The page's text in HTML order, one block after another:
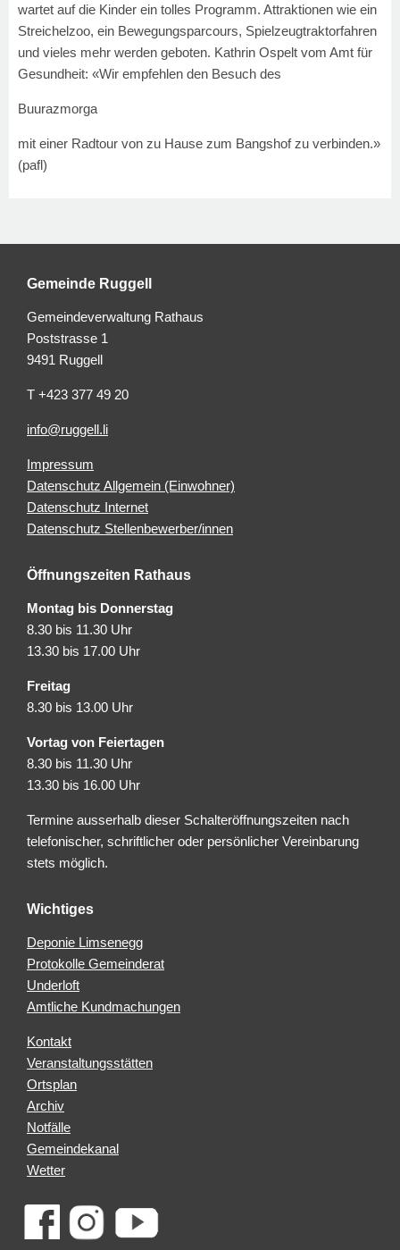
wartet auf die Kinder ein tolles Programm. Attraktionen wie ein
Streichelzoo, ein Bewegungsparcours, Spielzeugtraktorfahren
und vieles mehr werden geboten. Kathrin Ospelt vom Amt für
Gesundheit: «Wir empfehlen den Besuch des
Buurazmorga
mit einer Radtour von zu Hause zum Bangshof zu verbinden.»
(pafl)
Gemeinde Ruggell
Gemeindeverwaltung Rathaus
Poststrasse 1
9491 Ruggell
T +423 377 49 20
info@ruggell.li
Impressum
Datenschutz Allgemein (Einwohner)
Datenschutz Internet
Datenschutz Stellenbewerber/innen
Öffnungszeiten Rathaus
Montag bis Donnerstag
8.30 bis 11.30 Uhr
13.30 bis 17.00 Uhr
Freitag
8.30 bis 13.00 Uhr
Vortag von Feiertagen
8.30 bis 11.30 Uhr
13.30 bis 16.00 Uhr
Termine ausserhalb dieser Schalteröffnungszeiten nach
telefonischer, schriftlicher oder persönlicher Vereinbarung
stets möglich.
Wichtiges
Deponie Limsenegg
Protokolle Gemeinderat
Underloft
Amtliche Kundmachungen
Kontakt
Veranstaltungsstätten
Ortsplan
Archiv
Notfälle
Gemeindekanal
Wetter